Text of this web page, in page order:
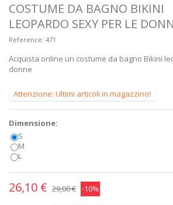
COSTUME DA BAGNO BIKINI
LEOPARDO SEXY PER LE
Reference: 471
Acquista online un costume da bagno Bikini
donne
Attenzione: Ultimi articoli in magazzino!
Dimensione:
S
M
L
26,10 € 29,00 € -10%